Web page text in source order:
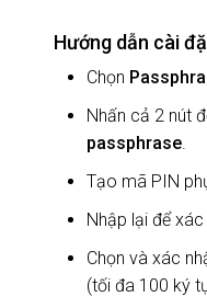
Hướng dẫn cài
Chọn
Nhấn cả 2 nút
passphrase.
Tạo mã PIN
Nhập lại để
Chọn và xác
(tối đa 100 ký